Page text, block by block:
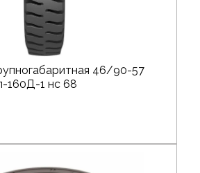
46/90-57
160Д-1 нс 68